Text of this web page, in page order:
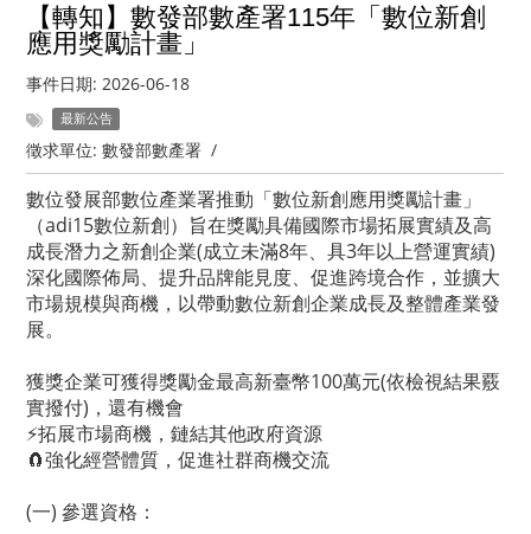
【轉知】數發部數產署115年「數位新創
應用獎勵計畫」
事件日期: 2026-06-18
最新公告
徵求單位: 數發部數產署 /
數位發展部數位產業署推動「數位新創應用獎勵計畫」
（adi15數位新創）旨在獎勵具備國際市場拓展實績及高
成長潛力之新創企業(成立未滿8年、具3年以上營運實績)
深化國際佈局、提升品牌能見度、促進跨境合作，並擴大
市場規模與商機，以帶動數位新創企業成長及整體產業發
展。
獲獎企業可獲得獎勵金最高新臺幣100萬元(依檢視結果覈
實撥付)，還有機會
⚡拓展市場商機，鏈結其他政府資源
🧲強化經營體質，促進社群商機交流
(一) 參選資格：